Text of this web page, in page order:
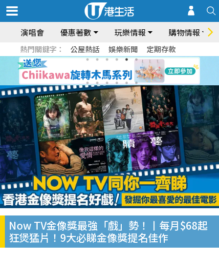
演唱會 優惠著數 玩樂情報 購物情報
熱門關鍵字： 公屋熱話 娛樂新聞 定期存款
Now TV金像獎最強「戲」勢！丨每月$68起
狂煲猛片！9大必睇金像獎提名佳作